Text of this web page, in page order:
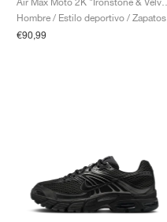
Hombre / Estilo deportivo / Zapatos
€90,99